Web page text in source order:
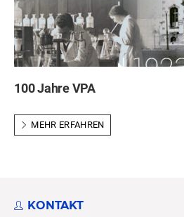
100 Jahre VPA
MEHR ERFAHREN
KONTAKT